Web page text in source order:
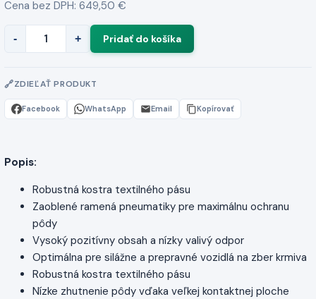
Cena bez DPH: 649,50 €
- +
ZDIEĽAŤ PRODUKT
Facebook WhatsApp Email Kopírovať
Popis:
Robustná kostra textilného pásu
Zaoblené ramená pneumatiky pre maximálnu ochranu
pôdy
Vysoký pozitívny obsah a nízky valivý odpor
Optimálna pre silážne a prepravné vozidlá na zber krmiva
Robustná kostra textilného pásu
Nízke zhutnenie pôdy vďaka veľkej kontaktnej ploche